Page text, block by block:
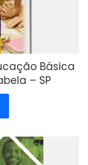
Básica
– SP